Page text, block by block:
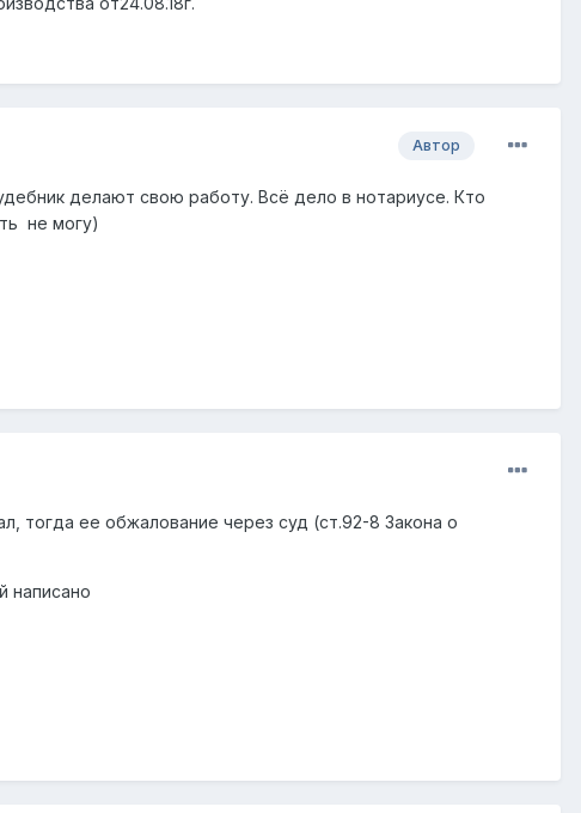
Автор
делают свою работу. Всё дело в нотариусе. Кто
не могу)
тогда ее обжалование через суд (ст.92-8 Закона о
написано